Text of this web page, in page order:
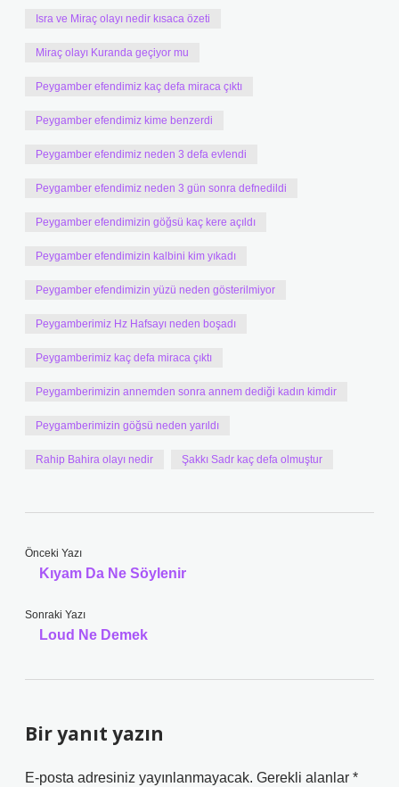
Isra ve Miraç olayı nedir kısaca özeti
Miraç olayı Kuranda geçiyor mu
Peygamber efendimiz kaç defa miraca çıktı
Peygamber efendimiz kime benzerdi
Peygamber efendimiz neden 3 defa evlendi
Peygamber efendimiz neden 3 gün sonra defnedildi
Peygamber efendimizin göğsü kaç kere açıldı
Peygamber efendimizin kalbini kim yıkadı
Peygamber efendimizin yüzü neden gösterilmiyor
Peygamberimiz Hz Hafsayı neden boşadı
Peygamberimiz kaç defa miraca çıktı
Peygamberimizin annemden sonra annem dediği kadın kimdir
Peygamberimizin göğsü neden yarıldı
Rahip Bahira olayı nedir Şakkı Sadr kaç defa olmuştur
Önceki Yazı
Kıyam Da Ne Söylenir
Sonraki Yazı
Loud Ne Demek
Bir yanıt yazın
E-posta adresiniz yayınlanmayacak. Gerekli alanlar *